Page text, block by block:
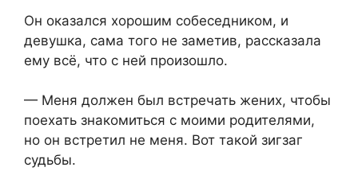
Он оказался хорошим собеседником, и
девушка, сама того не заметив, рассказала
ему всё, что с ней произошло.
— Меня должен был встречать жених, чтобы
поехать знакомиться с моими родителями,
но он встретил не меня. Вот такой зигзаг
судьбы.